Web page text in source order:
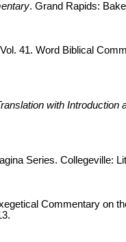
. Grand Rapids:
41. Word Biblical
with Introduction
Series. Collegeville:
Commentary on